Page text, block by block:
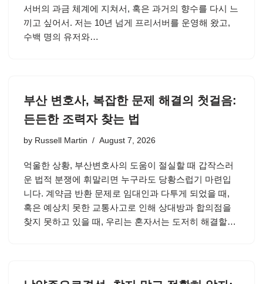
서버의 과금 체계에 지쳐서, 혹은 과거의 향수를 다시 느
끼고 싶어서. 저는 10년 넘게 프리서버를 운영해 왔고,
수백 명의 유저와…
부산 변호사, 복잡한 문제 해결의 첫걸음:
든든한 조력자 찾는 법
by Russell Martin August 7, 2026
억울한 상황, 부산변호사의 도움이 절실할 때 갑작스러
운 법적 분쟁에 휘말리면 누구라도 당황스럽기 마련입
니다. 계약금 반환 문제로 임대인과 다투게 되었을 때,
혹은 예상치 못한 교통사고로 인해 상대방과 합의점을
찾지 못하고 있을 때, 우리는 혼자서는 도저히 해결할…